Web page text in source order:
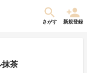
さがす 新規登録
抹茶